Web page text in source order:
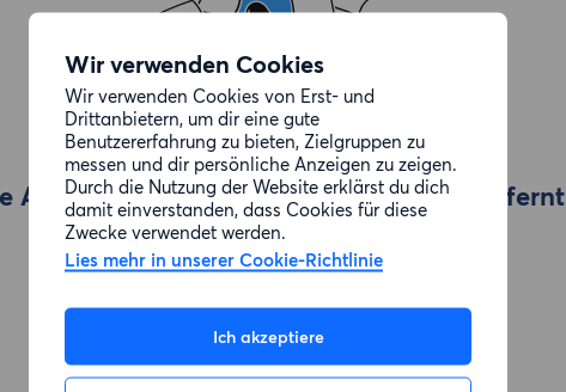
Wir verwenden Cookies
Wir verwenden Cookies von Erst- und
Drittanbietern, um dir eine gute
Benutzererfahrung zu bieten, Zielgruppen zu
messen und dir persönliche Anzeigen zu zeigen.
Durch die Nutzung der Website erklärst du dich
damit einverstanden, dass Cookies für diese
Zwecke verwendet werden.
Lies mehr in unserer Cookie-Richtlinie
Ich akzeptiere
Anzeige, die du gesucht hast, wurde entfernt